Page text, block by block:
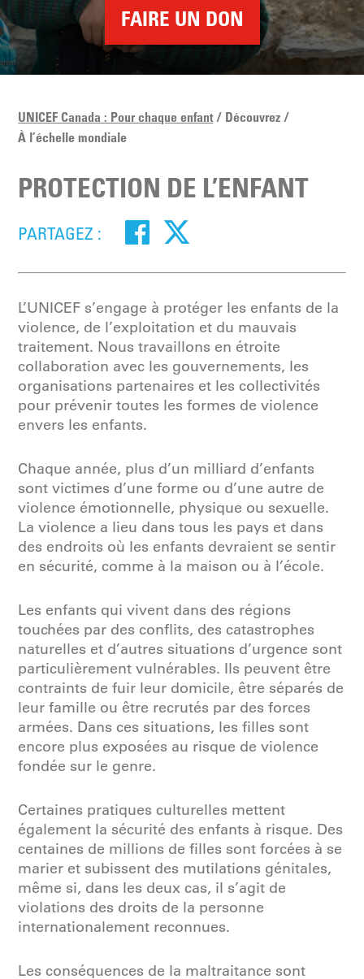
FAIRE UN DON
UNICEF Canada : Pour chaque enfant
Découvrez
À l’échelle mondiale
PROTECTION DE L’ENFANT
PARTAGEZ :
L’UNICEF s’engage à protéger les enfants de la
violence, de l’exploitation et du mauvais
traitement. Nous travaillons en étroite
collaboration avec les gouvernements, les
organisations partenaires et les collectivités
pour prévenir toutes les formes de violence
envers les enfants.
Chaque année, plus d’un milliard d’enfants
sont victimes d’une forme ou d’une autre de
violence émotionnelle, physique ou sexuelle.
La violence a lieu dans tous les pays et dans
des endroits où les enfants devraient se sentir
en sécurité, comme à la maison ou à l’école.
Les enfants qui vivent dans des régions
touchées par des conflits, des catastrophes
naturelles et d’autres situations d’urgence sont
particulièrement vulnérables. Ils peuvent être
contraints de fuir leur domicile, être séparés de
leur famille ou être recrutés par des forces
armées. Dans ces situations, les filles sont
encore plus exposées au risque de violence
fondée sur le genre.
Certaines pratiques culturelles mettent
également la sécurité des enfants à risque. Des
centaines de millions de filles sont forcées à se
marier et subissent des mutilations génitales,
même si, dans les deux cas, il s’agit de
violations des droits de la personne
internationalement reconnues.
Les conséquences de la maltraitance sont